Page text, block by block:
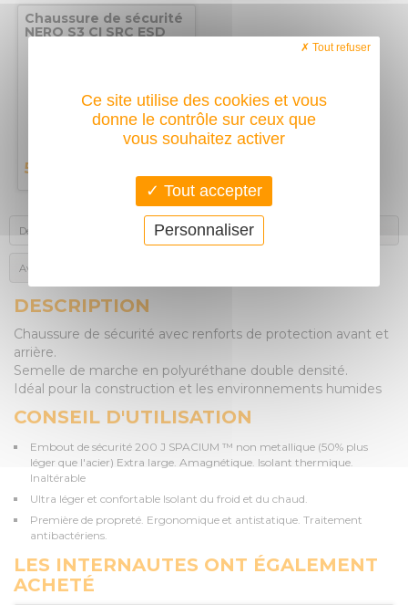
Chaussure de sécurité
NERO S3 CI SRC ESD
53,30
Description Autres achats des internautes
Avis des acheteurs
DESCRIPTION
Chaussure de sécurité avec renforts de protection avant et
arrière.
Semelle de marche en polyuréthane double densité.
Idéal pour la construction et les environnements humides
CONSEIL D'UTILISATION
Embout de sécurité 200 J SPACIUM ™ non metallique (50% plus
léger que l'acier) Extra large. Amagnétique. Isolant thermique.
Inaltérable
Ultra léger et confortable Isolant du froid et du chaud.
Première de propreté. Ergonomique et antistatique. Traitement
antibactériens.
LES INTERNAUTES ONT ÉGALEMENT
ACHETÉ
Ce site utilise des cookies et vous
donne le contrôle sur ceux que
vous souhaitez activer
Tout accepter
Tout refuser
Personnaliser